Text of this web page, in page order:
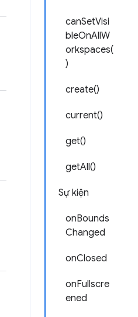
canSetVisi
bleOnAllW
orkspaces(
)
create()
current()
get()
getAll()
Sự kiện
onBounds
Changed
onClosed
onFullscre
ened